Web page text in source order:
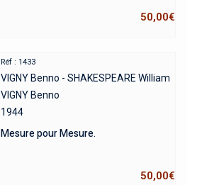
50,00€
Réf : 1433
VIGNY Benno - SHAKESPEARE William
VIGNY Benno
1944
Mesure pour Mesure.
50,00€